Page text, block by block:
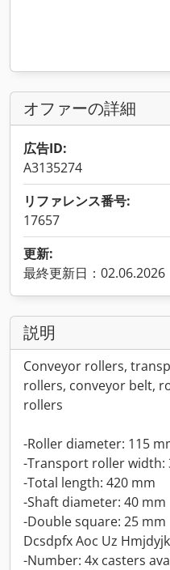
オファーの詳細
広告ID:
A3135274
リファレンス番号:
17657
更新:
最終更新日：02.06.2026
説明
Conveyor rollers,
rollers, conveyor belt,
rollers
-Roller diameter: 115
-Transport roller width:
-Total length: 420 mm
-Shaft diameter: 40 mm
-Double square: 25 mm
Dcsdpfx Aoc Uz Hmjdyjk
-Number: 4x casters